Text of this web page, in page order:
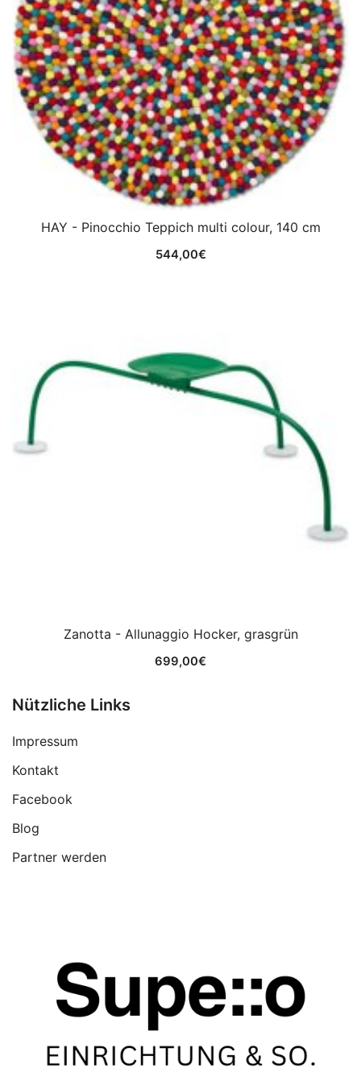
HAY - Pinocchio Teppich multi colour, 140 cm
544,00€
Zanotta - Allunaggio Hocker, grasgrün
699,00€
Nützliche Links
Impressum
Kontakt
Facebook
Blog
Partner werden